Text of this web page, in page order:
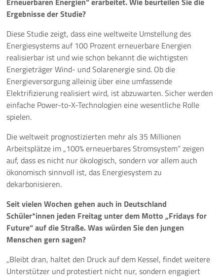
Ergebnisse der Studie?
Diese Studie zeigt, dass eine weltweite Umstellung des
Energiesystems auf 100 Prozent erneuerbare Energien
realisierbar ist und wie schon bekannt die wichtigsten
Energieträger Wind- und Solarenergie sind. Ob die
Energieversorgung alleinig über eine umfassende
Elektrifizierung realisiert wird, ist abzuwarten. Sicher werden
einfache Power-to-X-Technologien eine wesentliche Rolle
spielen.
Die weltweit prognostizierten mehr als 35 Millionen
Arbeitsplätze im „100% erneuerbares Stromsystem“ zeigen
auf, dass es nicht nur ökologisch, sondern vor allem auch
ökonomisch sinnvoll ist, das Energiesystem zu
dekarbonisieren.
Seit vielen Wochen gehen auch in Deutschland
Schüler*innen jeden Freitag unter dem Motto „Fridays for
Future“ auf die Straße. Was würden Sie den jungen
Menschen gern sagen?
„Bleibt dran, haltet den Druck auf dem Kessel, findet weitere
Unterstützer und protestiert nicht nur, sondern engagiert